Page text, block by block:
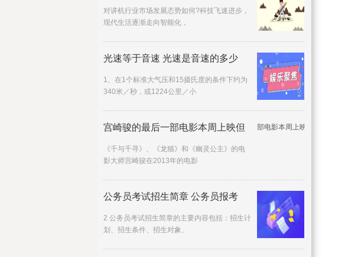
对讲机行业市场发展态势如何?科技飞速进步，
现代生活逐渐走向智能化，
光速等于音速 光速是音速的多少
1、在1个标准大气压和15摄氏度的条件下约为
340米／秒，或1224公里／小
宫崎骏的最后一部电影本周上映但
《千与千寻》、《龙猫》和《幽灵公主》的电
影大师宫崎骏在2013年的电影
公务员考试招生简章 公务员报考
2 公务员考试招生简章的主要内容包括：招生计
划、招生条件、招生对象、